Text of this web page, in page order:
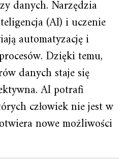
danych. Narzędzia
(AI) i uczenie
automatyzację i
Dzięki temu,
danych staje się
AI potrafi
człowiek nie jest w
nowe możliwości